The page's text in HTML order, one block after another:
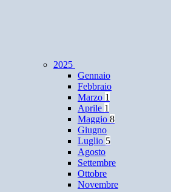
2025
Gennaio
Febbraio
Marzo 1
Aprile 1
Maggio 8
Giugno
Luglio 5
Agosto
Settembre
Ottobre
Novembre